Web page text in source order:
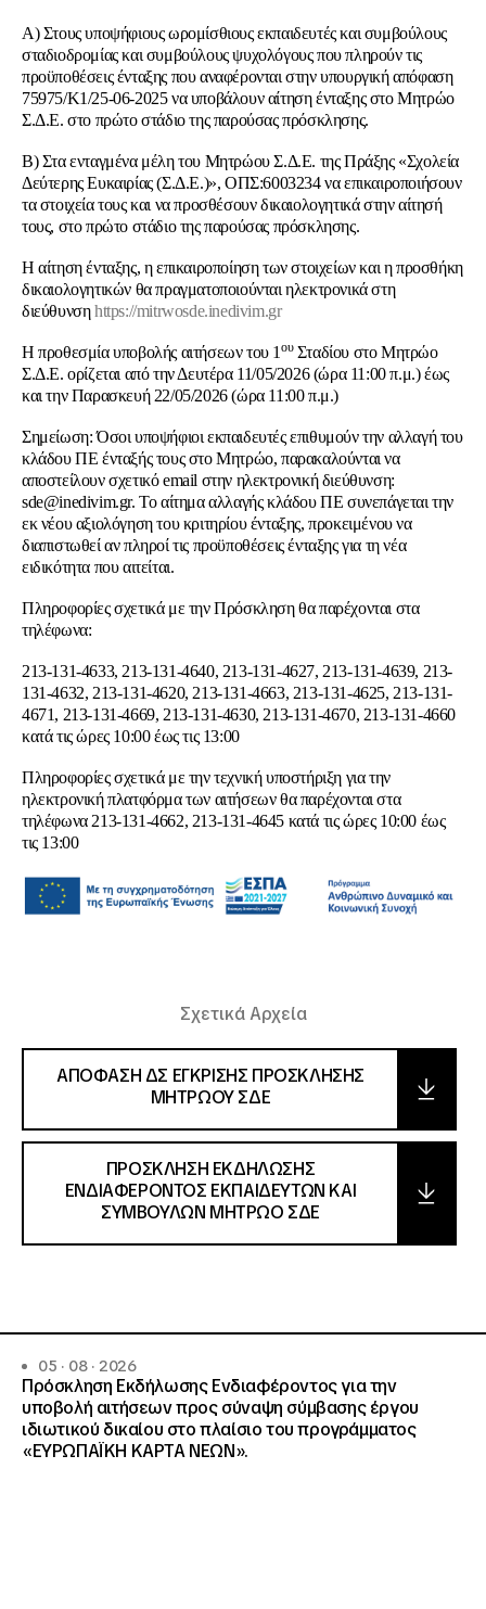
Α) Στους υποψήφιους ωρομίσθιους εκπαιδευτές και συμβούλους
σταδιοδρομίας και συμβούλους ψυχολόγους που πληρούν τις
προϋποθέσεις ένταξης που αναφέρονται στην υπουργική απόφαση
75975/Κ1/25-06-2025 να υποβάλουν αίτηση ένταξης στο Μητρώο
Σ.Δ.Ε. στο πρώτο στάδιο της παρούσας πρόσκλησης.
Β) Στα ενταγμένα μέλη του Μητρώου Σ.Δ.Ε. της Πράξης «Σχολεία
Δεύτερης Ευκαιρίας (Σ.Δ.Ε.)», ΟΠΣ:6003234 να επικαιροποιήσουν
τα στοιχεία τους και να προσθέσουν δικαιολογητικά στην αίτησή
τους, στο πρώτο στάδιο της παρούσας πρόσκλησης.
Η αίτηση ένταξης, η επικαιροποίηση των στοιχείων και η προσθήκη
δικαιολογητικών θα πραγματοποιούνται ηλεκτρονικά στη
διεύθυνσηhttps://mitrwosde.inedivim.gr
Η προθεσμία υποβολής αιτήσεων του 1 ουΣταδίου στο Μητρώο
Σ.Δ.Ε. ορίζεται από την Δευτέρα 11/05/2026 (ώρα 11:00 π.μ.) έως
και την Παρασκευή 22/05/2026 (ώρα 11:00 π.μ.)
Σημείωση:Όσοι υποψήφιοι εκπαιδευτές επιθυμούν την αλλαγή του
κλάδου ΠΕ ένταξής τους στο Μητρώο, παρακαλούνται να
αποστείλουν σχετικό email στην ηλεκτρονική διεύθυνση:
sde@inedivim.gr. Το αίτημα αλλαγής κλάδου ΠΕ συνεπάγεται την
εκ νέου αξιολόγηση του κριτηρίου ένταξης, προκειμένου να
διαπιστωθεί αν πληροί τις προϋποθέσεις ένταξης για τη νέα
ειδικότητα που αιτείται.
Πληροφορίες σχετικά με την Πρόσκληση θα παρέχονται στα
τηλέφωνα:
213-131-4633, 213-131-4640, 213-131-4627, 213-131-4639, 213-
131-4632, 213-131-4620, 213-131-4663, 213-131-4625, 213-131-
4671, 213-131-4669, 213-131-4630, 213-131-4670, 213-131-4660
κατά τις ώρες 10:00 έως τις 13:00
Πληροφορίες σχετικά με την τεχνική υποστήριξη για την
ηλεκτρονική πλατφόρμα των αιτήσεων θα παρέχονται στα
τηλέφωνα 213-131-4662, 213-131-4645 κατά τις ώρες 10:00 έως
τις 13:00
Σχετικά Αρχεία
ΑΠΟΦΑΣΗ ΔΣ ΕΓΚΡΙΣΗΣ ΠΡΟΣΚΛΗΣΗΣ
ΜΗΤΡΩΟΥ ΣΔΕ
ΠΡΟΣΚΛΗΣΗ ΕΚΔΗΛΩΣΗΣ
ΕΝΔΙΑΦΕΡΟΝΤΟΣ ΕΚΠΑΙΔΕΥΤΩΝ ΚΑΙ
ΣΥΜΒΟΥΛΩΝ ΜΗΤΡΩΟ ΣΔΕ
05 · 08 · 2026
Πρόσκληση Εκδήλωσης Ενδιαφέροντος για την
υποβολή αιτήσεων προς σύναψη σύμβασης έργου
ιδιωτικού δικαίου στο πλαίσιο του προγράμματος
«ΕΥΡΩΠΑΪΚΗ ΚΑΡΤΑ ΝΕΩΝ».